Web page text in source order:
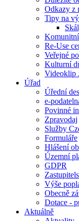
Odkazy z
Tipy na
Re-Use
Veřejné
Kulturní
Videoklip
Úřad
Úřední
e-
Povinné
Zpravodaj
Služby
Formuláře
Hlášení
Územní
GDPR
Výše
Obecně
Dotace -
Aktuálně